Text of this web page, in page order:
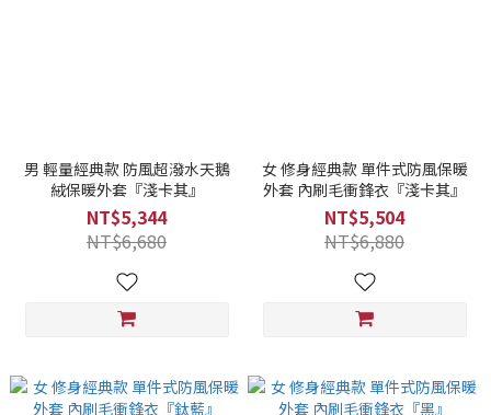
男 輕量經典款 防風超潑水天鵝
絨保暖外套『淺卡其』
NT$5,344
NT$6,680
女 修身經典款 單件式防風保暖
外套 內刷毛衝鋒衣『淺卡其』
NT$5,504
NT$6,880